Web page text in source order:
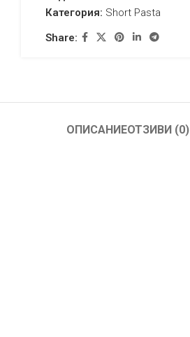
Категория: Short Pasta
Share:
ОПИСАНИЕОТЗИВИ (0)